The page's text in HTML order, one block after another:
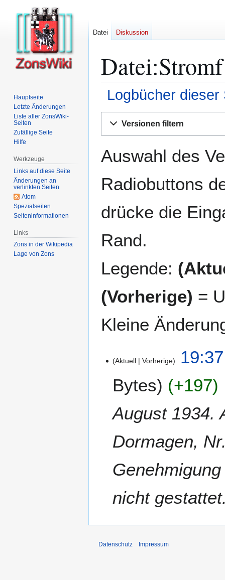
Logbücher dieser
Navigation
Suche
Versionen filtern
Auswahl des
Radiobuttons
drücke die
Rand.
Legende:
(Vorherige) =
Kleine
Aktuell Vorherige
Bytes
+197
August 1934.
Dormagen,
nicht
Datei Diskussion
Hauptseite
Letzte Änderungen
Liste aller ZonsWiki-
Seiten
Zufällige Seite
Hilfe
Werkzeuge
Links auf diese Seite
Änderungen an
verlinkten Seiten
Atom
Spezialseiten
Seiten­­informationen
Links
Zons in der Wikipedia
Lage von Zons
Datenschutz Impressum